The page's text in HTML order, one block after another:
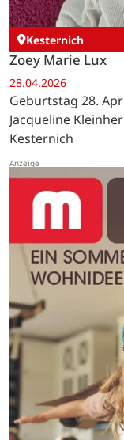
Kesternich
Zoey Marie Lux
28.04.2026
Geburtstag 28.
Jacqueline
Kesternich